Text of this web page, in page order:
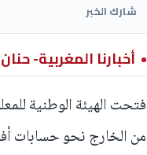
شارك الخبر
أخبارنا المغربية-
فتحت الهيئة الوطنية
من الخارج نحو حسابات